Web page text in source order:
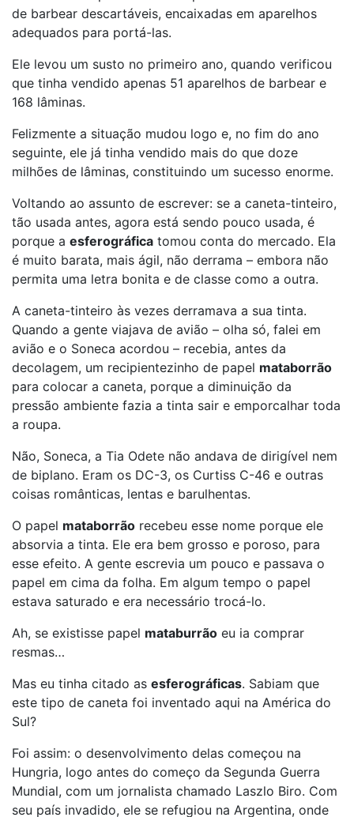
de barbear descartáveis, encaixadas em aparelhos
adequados para portá-las.
Ele levou um susto no primeiro ano, quando verificou
que tinha vendido apenas 51 aparelhos de barbear e
168 lâminas.
Felizmente a situação mudou logo e, no fim do ano
seguinte, ele já tinha vendido mais do que doze
milhões de lâminas, constituindo um sucesso enorme.
Voltando ao assunto de escrever: se a caneta-tinteiro,
tão usada antes, agora está sendo pouco usada, é
porque a esferográfica tomou conta do mercado. Ela
é muito barata, mais ágil, não derrama – embora não
permita uma letra bonita e de classe como a outra.
A caneta-tinteiro às vezes derramava a sua tinta.
Quando a gente viajava de avião – olha só, falei em
avião e o Soneca acordou – recebia, antes da
decolagem, um recipientezinho de papel mataborrão
para colocar a caneta, porque a diminuição da
pressão ambiente fazia a tinta sair e emporcalhar toda
a roupa.
Não, Soneca, a Tia Odete não andava de dirigível nem
de biplano. Eram os DC-3, os Curtiss C-46 e outras
coisas românticas, lentas e barulhentas.
O papel mataborrão recebeu esse nome porque ele
absorvia a tinta. Ele era bem grosso e poroso, para
esse efeito. A gente escrevia um pouco e passava o
papel em cima da folha. Em algum tempo o papel
estava saturado e era necessário trocá-lo.
Ah, se existisse papel mataburrão eu ia comprar
resmas…
Mas eu tinha citado as esferográficas. Sabiam que
este tipo de caneta foi inventado aqui na América do
Sul?
Foi assim: o desenvolvimento delas começou na
Hungria, logo antes do começo da Segunda Guerra
Mundial, com um jornalista chamado Laszlo Biro. Com
seu país invadido, ele se refugiou na Argentina, onde